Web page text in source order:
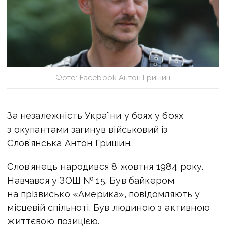
Фото: Facebook Антон Гришин
За незалежність України у боях у боях
з окупантами загинув військовий із
Слов’янська Антон Гришин.
Слов’янець народився 8 жовтня 1984 року.
Навчався у ЗОШ № 15. Був байкером
на прізвисько «Америка», повідомляють у
місцевій спільноті. Був людиною з активною
життєвою позицією.